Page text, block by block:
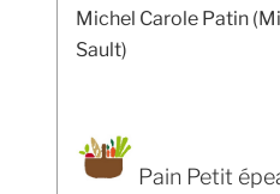
Michel Carole Patin
Sault)
Pain Petit